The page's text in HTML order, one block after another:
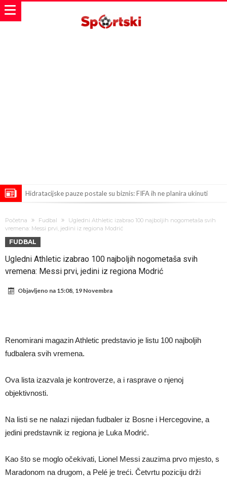
Hidratacijske pauze postale su biznis: FIFA ih ne planira ukinuti
Atletika?!
Ovo se Novaku nikad nije dešavalo: Sinner i Alcaraz odustaju, a
Zverev se odmah “raspao”
Infantino imao ljubavnicu: Isplivale skandalozne informacije, dobila je
novac od UEFA
Mourinho uvodi strogu disciplinu u Real Madrid. Ovo su tri nova
Početna Fudbal
Ugledni Athletic izabrao 100 najboljih nogometaša svih
vremena: Messi prvi, jedini iz regiona Modrić
FUDBAL
Ugledni Athletic izabrao 100 najboljih nogometaša svih
vremena: Messi prvi, jedini iz regiona Modrić
Objavljeno na 15:08, 19 Novembra
Renomirani magazin Athletic predstavio je listu 100 najboljih
fudbalera svih vremena.
Ova lista izazvala je kontroverze, a i rasprave o njenoj
objektivnosti.
Na listi se ne nalazi nijedan fudbaler iz Bosne i Hercegovine, a
jedini predstavnik iz regiona je Luka Modrić.
Kao što se moglo očekivati, Lionel Messi zauzima prvo mjesto, s
Maradonom na drugom, a Pelé je treći. Četvrtu poziciju drži